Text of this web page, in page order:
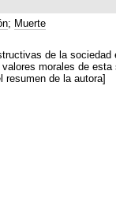
; Muerte
de la sociedad
morales de
contra la avaricia. [Adaptación del resumen de la autora]